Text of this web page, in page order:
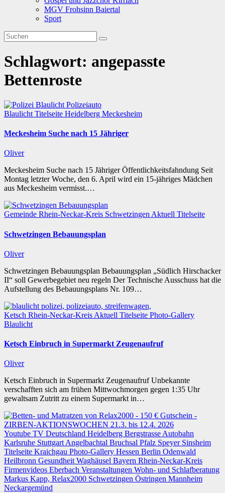
MGV Frohsinn Baiertal
Sport
Schlagwort: angepasste
Bettenroste
Blaulicht Titelseite Heidelberg Meckesheim
Meckesheim Suche nach 15 Jähriger
Oliver
Meckesheim Suche nach 15 Jähriger Öffentlichkeitsfahndung Seit
Montag letzter Woche, den 6. April wird ein 15-jähriges Mädchen
aus Meckesheim vermisst.…
Gemeinde Rhein-Neckar-Kreis SchwetzingenAktuell Titelseite
Schwetzingen Bebauungsplan
Oliver
Schwetzingen Bebauungsplan Bebauungsplan „Südlich Hirschacker
II“ soll Gewerbegebiet neu regeln Der Technische Ausschuss hat die
Aufstellung des Bebauungsplans Nr. 109…
Ketsch Rhein-Neckar-Kreis Aktuell Titelseite Photo-Gallery
Blaulicht
Ketsch Einbruch in Supermarkt Zeugenaufruf
Oliver
Ketsch Einbruch in Supermarkt Zeugenaufruf Unbekannte
verschafften sich am frühen Mittwochmorgen gegen 1:35 Uhr
gewaltsam Zutritt zu einem Supermarkt in…
Youtube TV Deutschland Heidelberg BergstrasseAutobahn
Karlsruhe StuttgartAngelbachtal Bruchsal Pfalz Speyer Sinsheim
Titelseite Kraichgau Photo-Gallery Hessen Berlin Odenwald
Heilbronn GesundheitWaghäusel Bayern Rhein-Neckar-Kreis
Firmenvideos Eberbach Veranstaltungen Wohn- und Schlafberatung
Markus Kapp, Relax2000 Schwetzingen Östringen Mannheim
Neckargemünd